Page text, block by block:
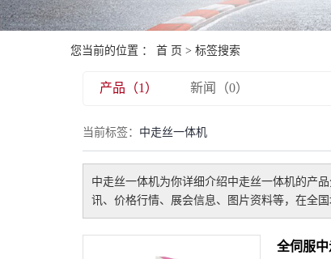
您当前的位置 ： 首 页 > 标签搜索
产品（1） 新闻（0）
当前标签： 中走丝一体机
中走丝一体机为你详细介绍中走丝一体机的产
讯、价格行情、展会信息、图片资料等，在全
全伺服